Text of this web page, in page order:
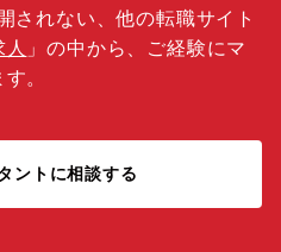
されない、他の転職サイト
」の中から、ご経験にマ
。
ントに相談する